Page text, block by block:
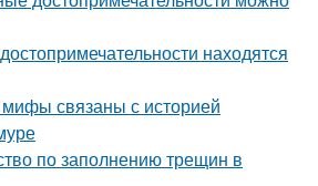
находятся
связаны с историей
по заполнению трещин в